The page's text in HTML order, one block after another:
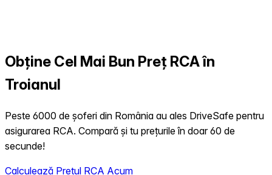
Obține Cel Mai Bun Preț RCA în
Troianul
Peste 6000 de șoferi din România au ales DriveSafe pentru
asigurarea RCA. Compară și tu prețurile în doar 60 de
secunde!
Calculează Prețul RCA Acum